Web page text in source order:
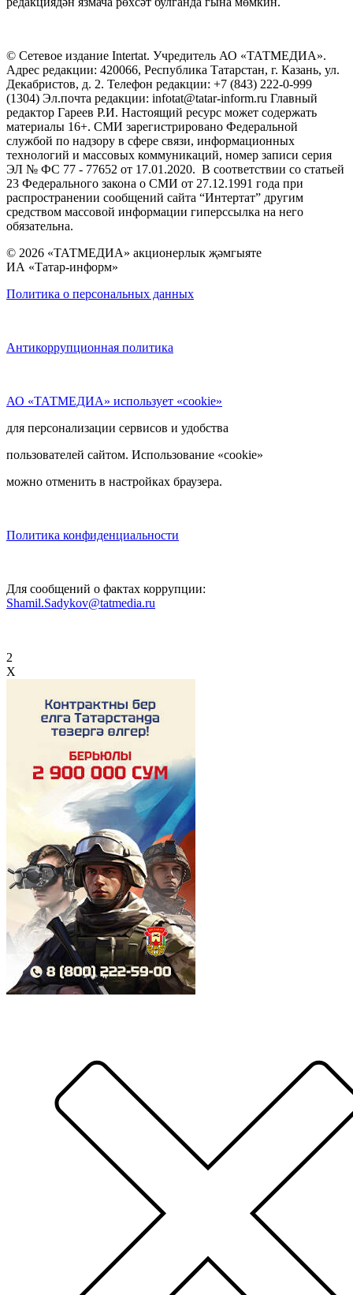
© Сетевое издание Intertat. Учредитель АО «ТАТМЕДИА».
Адрес редакции: 420066, Республика Татарстан, г. Казань, ул.
Декабристов, д. 2. Телефон редакции: +7 (843) 222-0-999
(1304) Эл.почта редакции: infotat@tatar-inform.ru Главный
редактор Гареев Р.И. Настоящий ресурс может содержать
материалы 16+. СМИ зарегистрировано Федеральной
службой по надзору в сфере связи, информационных
технологий и массовых коммуникаций, номер записи серия
ЭЛ № ФС 77 - 77652 от 17.01.2020. В соответствии со статьей
23 Федерального закона о СМИ от 27.12.1991 года при
распространении сообщений сайта “Интертат” другим
средством массовой информации гиперссылка на него
обязательна.
© 2026 «ТАТМЕДИА» акционерлык җәмгыяте
ИА «Татар-информ»
Политика о персональных данных
Антикоррупционная политика
АО «ТАТМЕДИА» использует «cookie»
для персонализации сервисов и удобства
пользователей сайтом. Использование «cookie»
можно отменить в настройках браузера.
Политика конфиденциальности
Для сообщений о фактах коррупции:
Shamil.Sadykov@tatmedia.ru
2
X